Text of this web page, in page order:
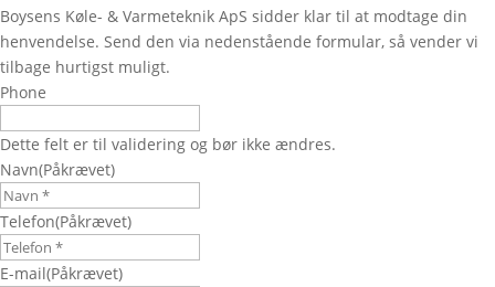
Boysens Køle- & Varmeteknik ApS sidder klar til at modtage din
henvendelse. Send den via nedenstående formular, så vender vi
tilbage hurtigst muligt.
Phone
Dette felt er til validering og bør ikke ændres.
Navn(Påkrævet)
Telefon(Påkrævet)
E-mail(Påkrævet)